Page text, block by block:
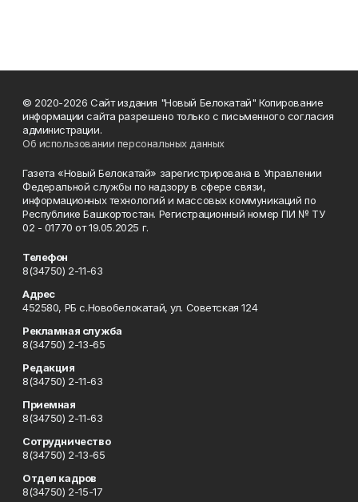
© 2020-2026 Сайт издания "Новый Белокатай" Копирование
информации сайта разрешено только с письменного согласия
администрации.
Об использовании персональных данных
Газета «Новый Белокатай» зарегистрирована в Управлении
Федеральной службы по надзору в сфере связи,
информационных технологий и массовых коммуникаций по
Республике Башкортостан. Регистрационный номер ПИ № ТУ
02 - 01770 от 19.05.2025 г.
Телефон
8(34750) 2-11-63
Адрес
452580, РБ с.Новобелокатай, ул. Советская 124
Рекламная служба
8(34750) 2-13-65
Редакция
8(34750) 2-11-63
Приемная
8(34750) 2-11-63
Сотрудничество
8(34750) 2-13-65
Отдел кадров
8(34750) 2-15-17